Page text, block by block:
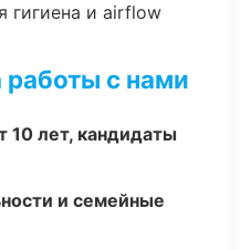
гигиена и airflow
с нами
10 лет, кандидаты
и семейные